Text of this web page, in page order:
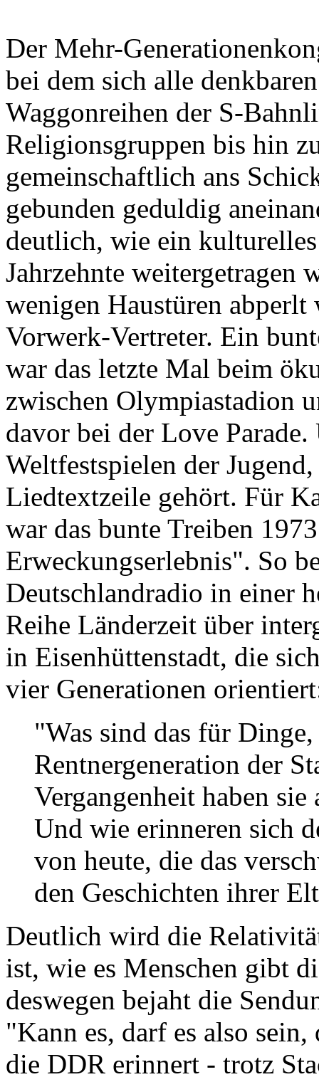
Der Mehr-
bei dem sich alle
Waggonreihen der S-
Religionsgruppen bis hin
gemeinschaftlich ans
gebunden geduldig
deutlich, wie ein
Jahrzehnte weitergetragen
wenigen Haustüren abperlt
Vorwerk-Vertreter. Ein
war das letzte Mal beim
zwischen Olympiastadion
davor bei der Love
Weltfestspielen der
Liedtextzeile gehört. Für
war das bunte Treiben
Erweckungserlebnis". So
Deutschlandradio in einer
Reihe Länderzeit über
in Eisenhüttenstadt, die
vier Generationen
"Was sind das für
Rentnergeneration der
Vergangenheit haben
Und wie erinneren sich
von heute, die das
den Geschichten ihrer
Deutlich wird die
ist, wie es Menschen gibt
deswegen bejaht die
"Kann es, darf es also
die DDR erinnert - trotz